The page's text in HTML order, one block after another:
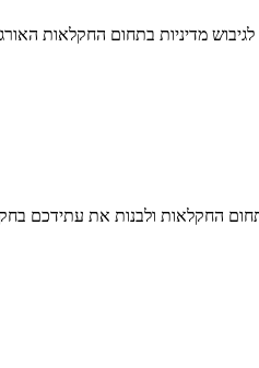
מדיניות בתחום החקלאות
החקלאות ולבנות את עתידכם